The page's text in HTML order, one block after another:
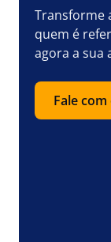
Transforme
quem é
agora a sua
Fale